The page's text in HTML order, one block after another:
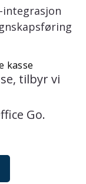
kasse
og
fakturert
integrasjon
tilbyr vi
Go.